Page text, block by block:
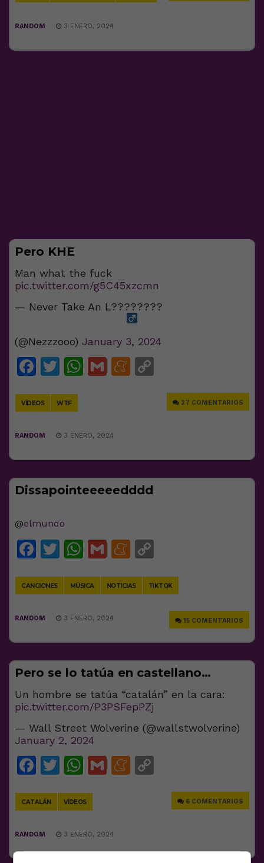
RANDOM 3 ENERO, 2024
Pero KHE
Man what the fuck
pic.twitter.com/g5C45xzcmn
— Never Take An L????????‍
(@Nezzzooo) January 3, 2024
Facebook
Twitter
WhatsApp
GmailMeneame
VÍDEOS WTF 27 COMENTARIOS
RANDOM 3 ENERO, 2024
Dissapointeeeeedddd
@elmundo
Facebook
Twitter
WhatsApp
GmailMeneame
CANCIONES MÚSICA NOTICIAS TIKTOK
15 COMENTARIOS
RANDOM 3 ENERO, 2024
Pero se lo tatúa en castellano…
Un hombre se tatúa “catalán” en la cara:
pic.twitter.com/P3PSFepPZj
— Wall Street Wolverine (@wallstwolverine)
January 2, 2024
Facebook
Twitter
WhatsApp
GmailMeneame
CATALÁN VÍDEOS 6 COMENTARIOS
RANDOM 3 ENERO, 2024